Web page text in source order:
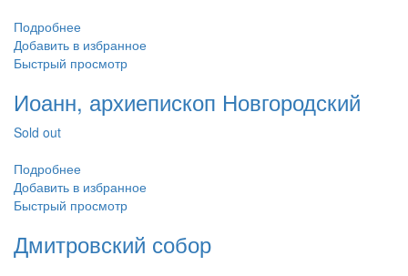
Подробнее
Добавить в избранное
Быстрый просмотр
Иоанн, архиепископ Новгородский
Sold out
Подробнее
Добавить в избранное
Быстрый просмотр
Дмитровский собор